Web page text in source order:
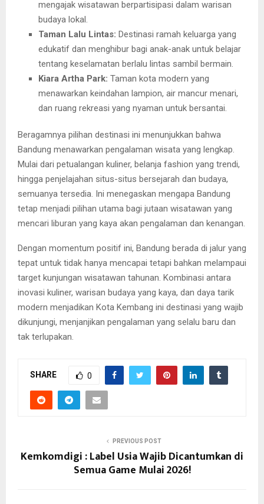
mengajak wisatawan berpartisipasi dalam warisan
budaya lokal.
Taman Lalu Lintas: Destinasi ramah keluarga yang
edukatif dan menghibur bagi anak-anak untuk belajar
tentang keselamatan berlalu lintas sambil bermain.
Kiara Artha Park: Taman kota modern yang
menawarkan keindahan lampion, air mancur menari,
dan ruang rekreasi yang nyaman untuk bersantai.
Beragamnya pilihan destinasi ini menunjukkan bahwa
Bandung menawarkan pengalaman wisata yang lengkap.
Mulai dari petualangan kuliner, belanja fashion yang trendi,
hingga penjelajahan situs-situs bersejarah dan budaya,
semuanya tersedia. Ini menegaskan mengapa Bandung
tetap menjadi pilihan utama bagi jutaan wisatawan yang
mencari liburan yang kaya akan pengalaman dan kenangan.
Dengan momentum positif ini, Bandung berada di jalur yang
tepat untuk tidak hanya mencapai tetapi bahkan melampaui
target kunjungan wisatawan tahunan. Kombinasi antara
inovasi kuliner, warisan budaya yang kaya, dan daya tarik
modern menjadikan Kota Kembang ini destinasi yang wajib
dikunjungi, menjanjikan pengalaman yang selalu baru dan
tak terlupakan.
SHARE 0
PREVIOUS POST
Kemkomdigi : Label Usia Wajib Dicantumkan di
Semua Game Mulai 2026!